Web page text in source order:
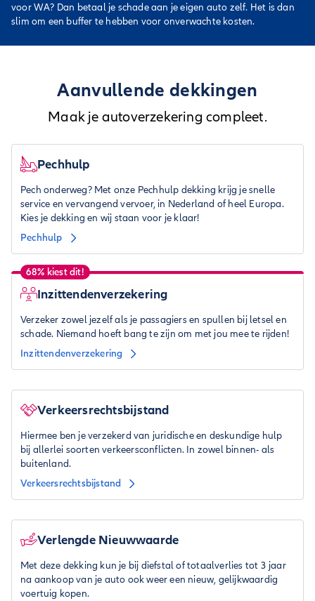
voor WA? Dan betaal je schade aan je eigen auto zelf. Het is dan
slim om een buffer te hebben voor onverwachte kosten.
Aanvullende dekkingen
Maak je autoverzekering compleet.
Pechhulp
Pech onderweg? Met onze Pechhulp dekking krijg je snelle
service en vervangend vervoer, in Nederland of heel Europa.
Kies je dekking en wij staan voor je klaar!
Pechhulp
68% kiest dit!
Inzittendenverzekering
Verzeker zowel jezelf als je passagiers en spullen bij letsel en
schade. Niemand hoeft bang te zijn om met jou mee te rijden!
Inzittendenverzekering
Verkeersrechtsbijstand
Hiermee ben je verzekerd van juridische en deskundige hulp
bij allerlei soorten verkeersconflicten. In zowel binnen- als
buitenland.
Verkeersrechtsbijstand
Verlengde Nieuwwaarde
Met deze dekking kun je bij diefstal of totaalverlies tot 3 jaar
na aankoop van je auto ook weer een nieuw, gelijkwaardig
voertuig kopen.